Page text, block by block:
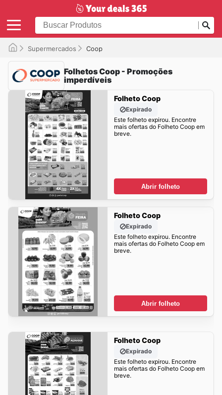
Supermercados Coop
Folhetos Coop - Promoções
imperdíveis
Folheto Coop
Expirado
Este folheto expirou. Encontre
mais ofertas do Folheto Coop em
breve.
Abrir folheto
Folheto Coop
Expirado
Este folheto expirou. Encontre
mais ofertas do Folheto Coop em
breve.
Abrir folheto
Folheto Coop
Expirado
Este folheto expirou. Encontre
mais ofertas do Folheto Coop em
breve.